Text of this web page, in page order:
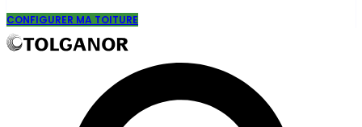
CONFIGURER MA TOITURE